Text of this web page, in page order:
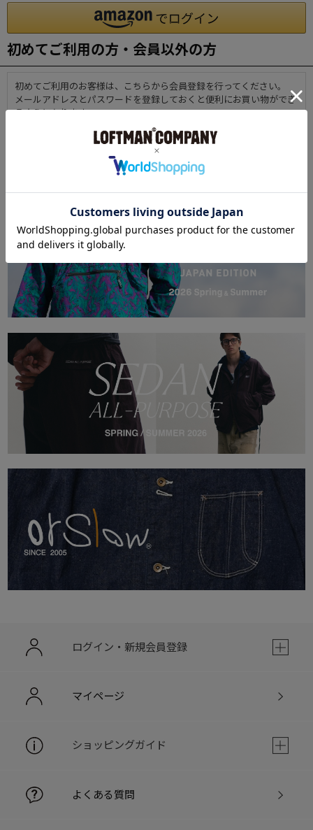
初めてご利用の方・会員以外の方
初めてご利用のお客様は、こちらから会員登録を行ってください。
メールアドレスとパスワードを登録しておくと便利にお買い物ができ
るようになります。
ログイン・新規会員登録
マイページ
ショッピングガイド
よくある質問